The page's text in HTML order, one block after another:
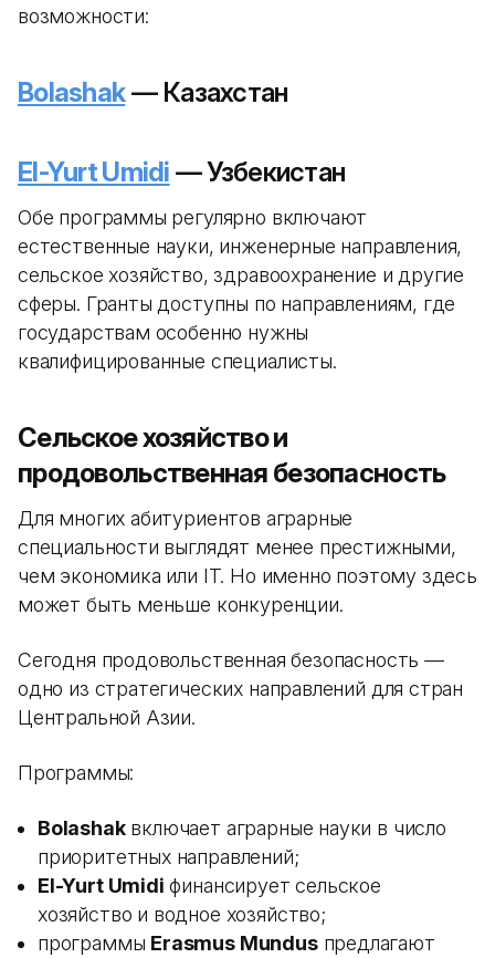
возможности:
Bolashak— Казахстан
El-Yurt Umidi — Узбекистан
Обе программы регулярно включают
естественные науки, инженерные направления,
сельское хозяйство, здравоохранение и другие
сферы. Гранты доступны по направлениям, где
государствам особенно нужны
квалифицированные специалисты.
Сельское хозяйство и
продовольственная безопасность
Для многих абитуриентов аграрные
специальности выглядят менее престижными,
чем экономика или IT. Но именно поэтому здесь
может быть меньше конкуренции.
Сегодня продовольственная безопасность —
одно из стратегических направлений для стран
Центральной Азии.
Программы:
Bolashakвключает аграрные науки в число
приоритетных направлений;
El-Yurt Umidi финансирует сельское
хозяйство и водное хозяйство;
программы Erasmus Mundusпредлагают